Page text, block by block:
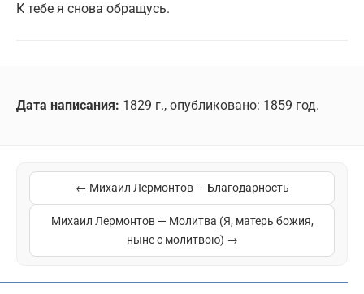
К тебе я снова обращусь.
Дата написания: 1829 г., опубликовано: 1859 год.
← Михаил Лермонтов — Благодарность
Михаил Лермонтов — Молитва (Я, матерь божия,
ныне с молитвою) →